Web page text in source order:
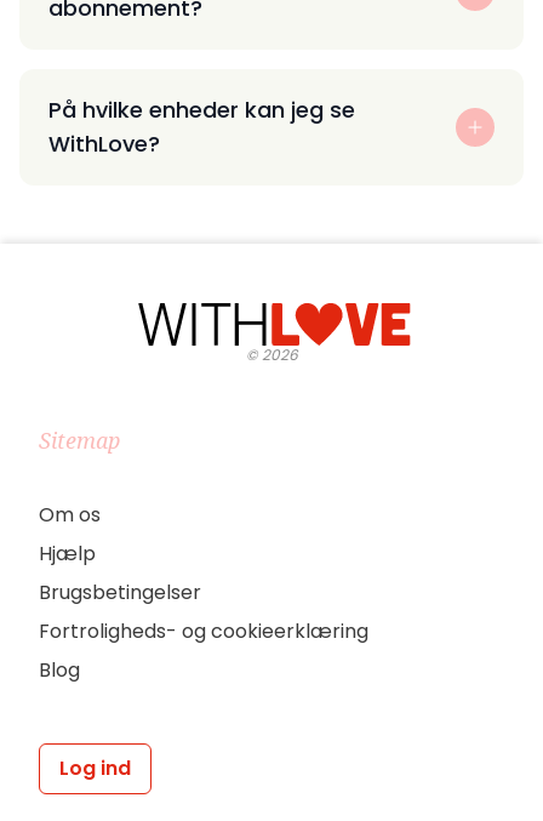
abonnement?
På hvilke enheder kan jeg se
WithLove?
©2026
Sitemap
Om os
Hjælp
Brugsbetingelser
Fortroligheds- og cookieerklæring
Blog
Log ind